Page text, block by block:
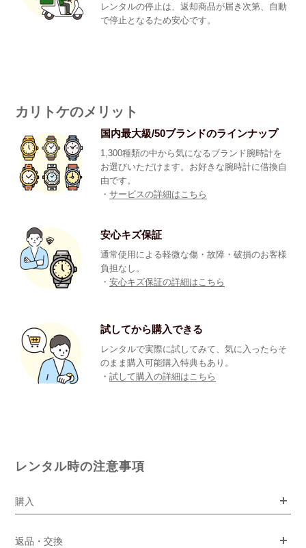
レンタルの停止は、返却商品が届き次第、自動
で停止となるため安心です。
カリトケのメリット
国内最大級/50ブランドのラインナップ
1,300種類の中から気になるブランド腕時計を
お選びいただけます。お好きな腕時計に借換自
由です。
・サービスの詳細はこちら
安心キズ保証
通常使用による軽微な傷・故障・破損のお客様
負担なし。
・安心キズ保証の詳細はこちら
試してから購入できる
レンタルで実際に試してみて、気に入ったらそ
のまま購入可能購入特典もあり。
・試して購入の詳細はこちら
レンタル時の注意事項
購入
返品・交換